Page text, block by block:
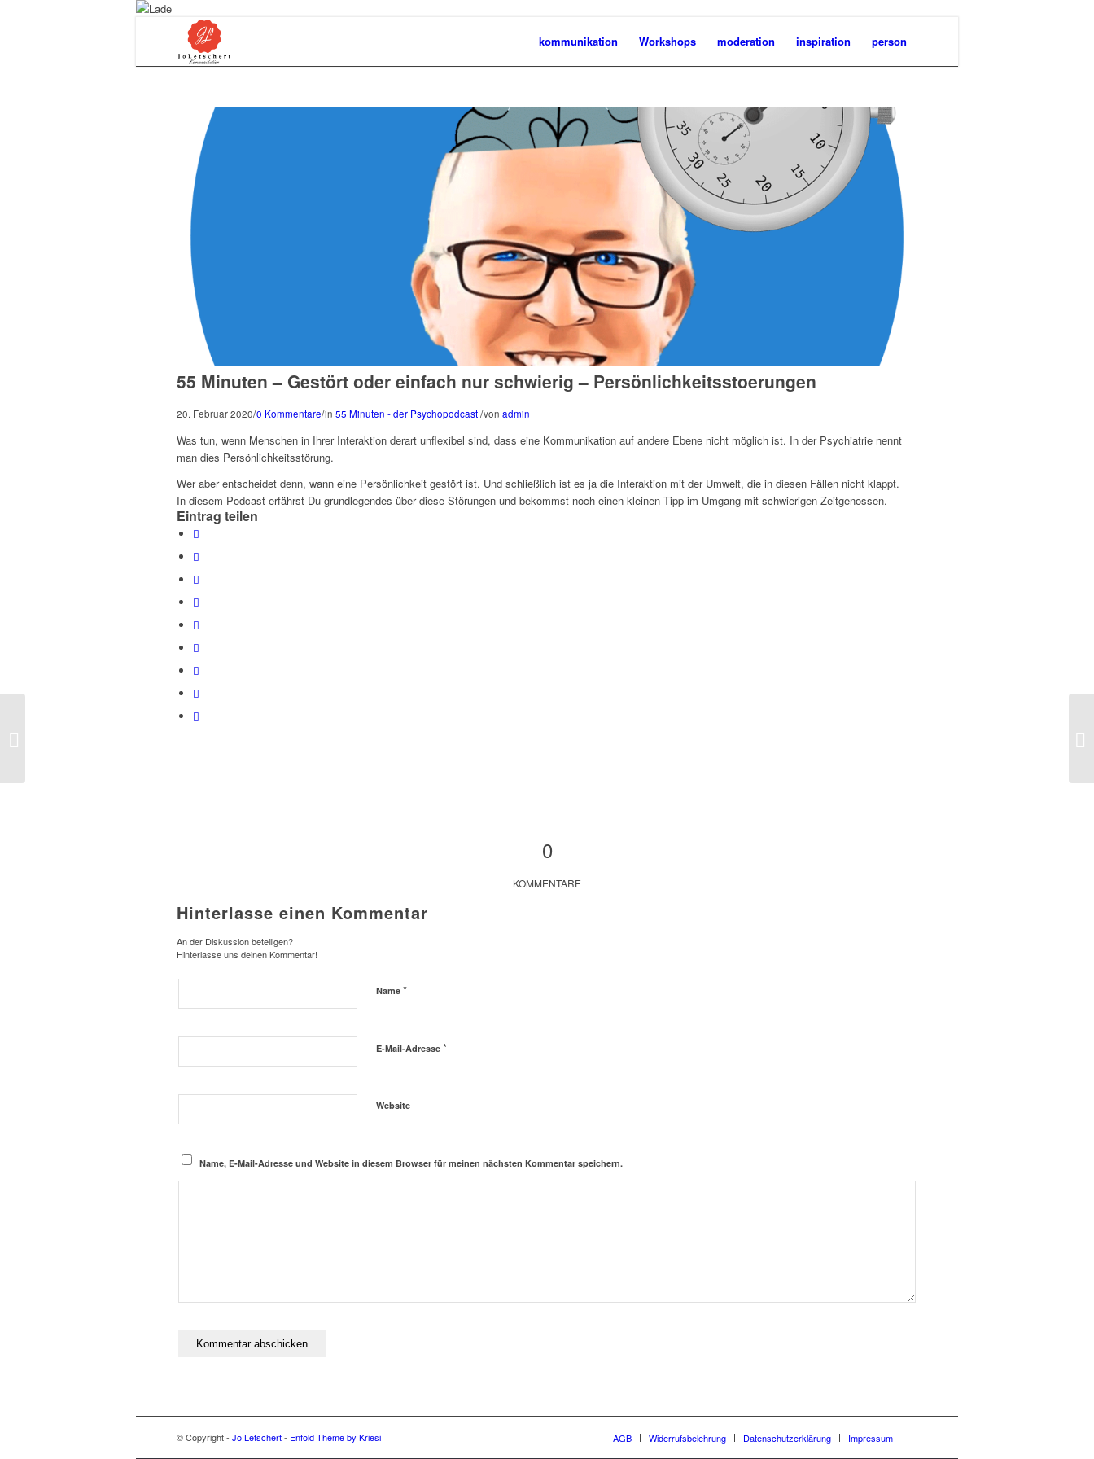
kommunikation Workshops moderation inspiration person
55 Minuten – Gestört oder einfach nur schwierig – Persönlichkeitsstoerungen
20. Februar 2020/0 Kommentare/in 55 Minuten - der Psychopodcast/von admin
Was tun, wenn Menschen in Ihrer Interaktion derart unflexibel sind, dass eine Kommunikation auf andere Ebene nicht möglich ist. In der Psychiatrie nennt
man dies Persönlichkeitsstörung.
Wer aber entscheidet denn, wann eine Persönlichkeit gestört ist. Und schließlich ist es ja die Interaktion mit der Umwelt, die in diesen Fällen nicht klappt.
In diesem Podcast erfährst Du grundlegendes über diese Störungen und bekommst noch einen kleinen Tipp im Umgang mit schwierigen Zeitgenossen.
Eintrag teilen
0
KOMMENTARE
Hinterlasse einen Kommentar
An der Diskussion beteiligen?
Hinterlasse uns deinen Kommentar!
Name *
E-Mail-Adresse *
Website
Name, E-Mail-Adresse und Website in diesem Browser für meinen nächsten Kommentar speichern.
© Copyright - Jo Letschert- Enfold Theme by Kriesi AGB Widerrufsbelehrung Datenschutzerklärung Impressum